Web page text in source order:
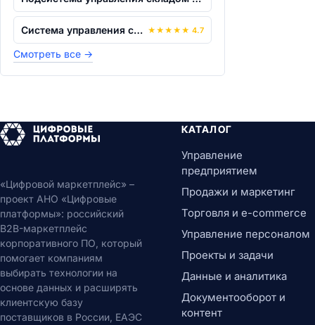
Система управления складом «YARUS WMS» ★ ★ ★ ★ ★ 4.7
Смотреть все →
«Цифровой маркетплейс» –
проект АНО «Цифровые
платформы»: российский
B2B-маркетплейс
корпоративного ПО, который
помогает компаниям
выбирать технологии на
основе данных и расширять
клиентскую базу
поставщиков в России, ЕАЭС
КАТАЛОГ
Управление
предприятием
Продажи и маркетинг
Торговля и e-commerce
Управление персоналом
Проекты и задачи
Данные и аналитика
Документооборот и
контент